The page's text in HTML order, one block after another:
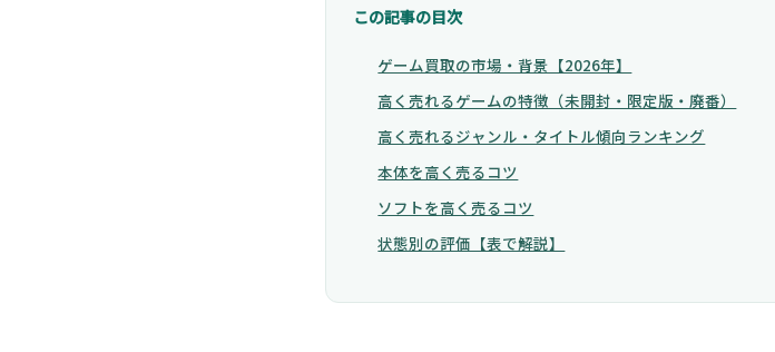
この記事の目次
ゲーム買取の市場・背景【2026年】
高く売れるゲームの特徴（未開封・限定版・廃番）
高く売れるジャンル・タイトル傾向ランキング
本体を高く売るコツ
ソフトを高く売るコツ
状態別の評価【表で解説】